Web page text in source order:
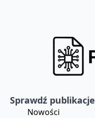
Sprawdź publikacje
Nowości